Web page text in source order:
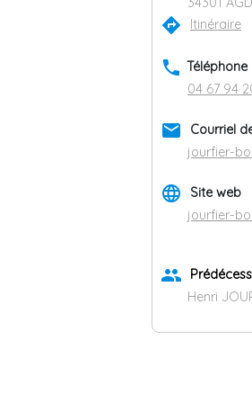
directions Itinéraire
phone
04 67 94
email
Courriel
jourfier-
language
Site web
jourfier-
group
Henri